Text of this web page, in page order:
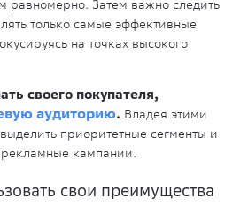
равномерно. Затем важно следить
только самые эффективные
на точках высокого
своего покупателя,
аудиторию. Владея этими
приоритетные сегменты и
рекламные кампании.
свои преимущества